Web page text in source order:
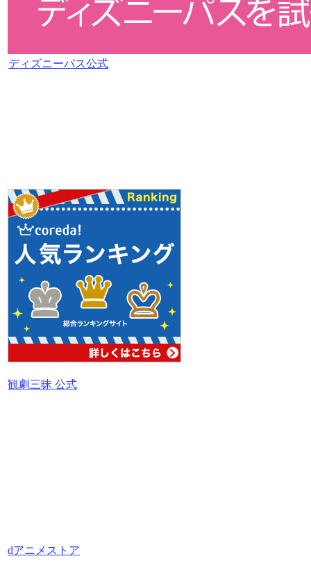
ディズニーパス公式
観劇三昧 公式
dアニメストア